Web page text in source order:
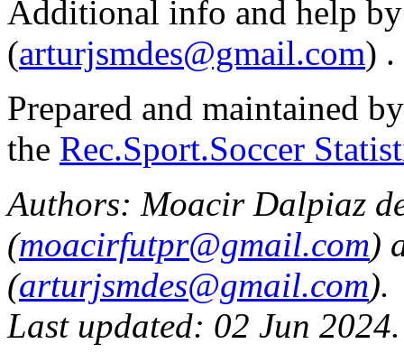
Additional info and help
(arturjsmdes@gmail.com) .
Prepared and maintained
the Rec.Sport.Soccer
Authors: Moacir Dalpiaz
(moacirfutpr@gmail.com)
(arturjsmdes@gmail.com).
Last updated: 02 Jun 2024.